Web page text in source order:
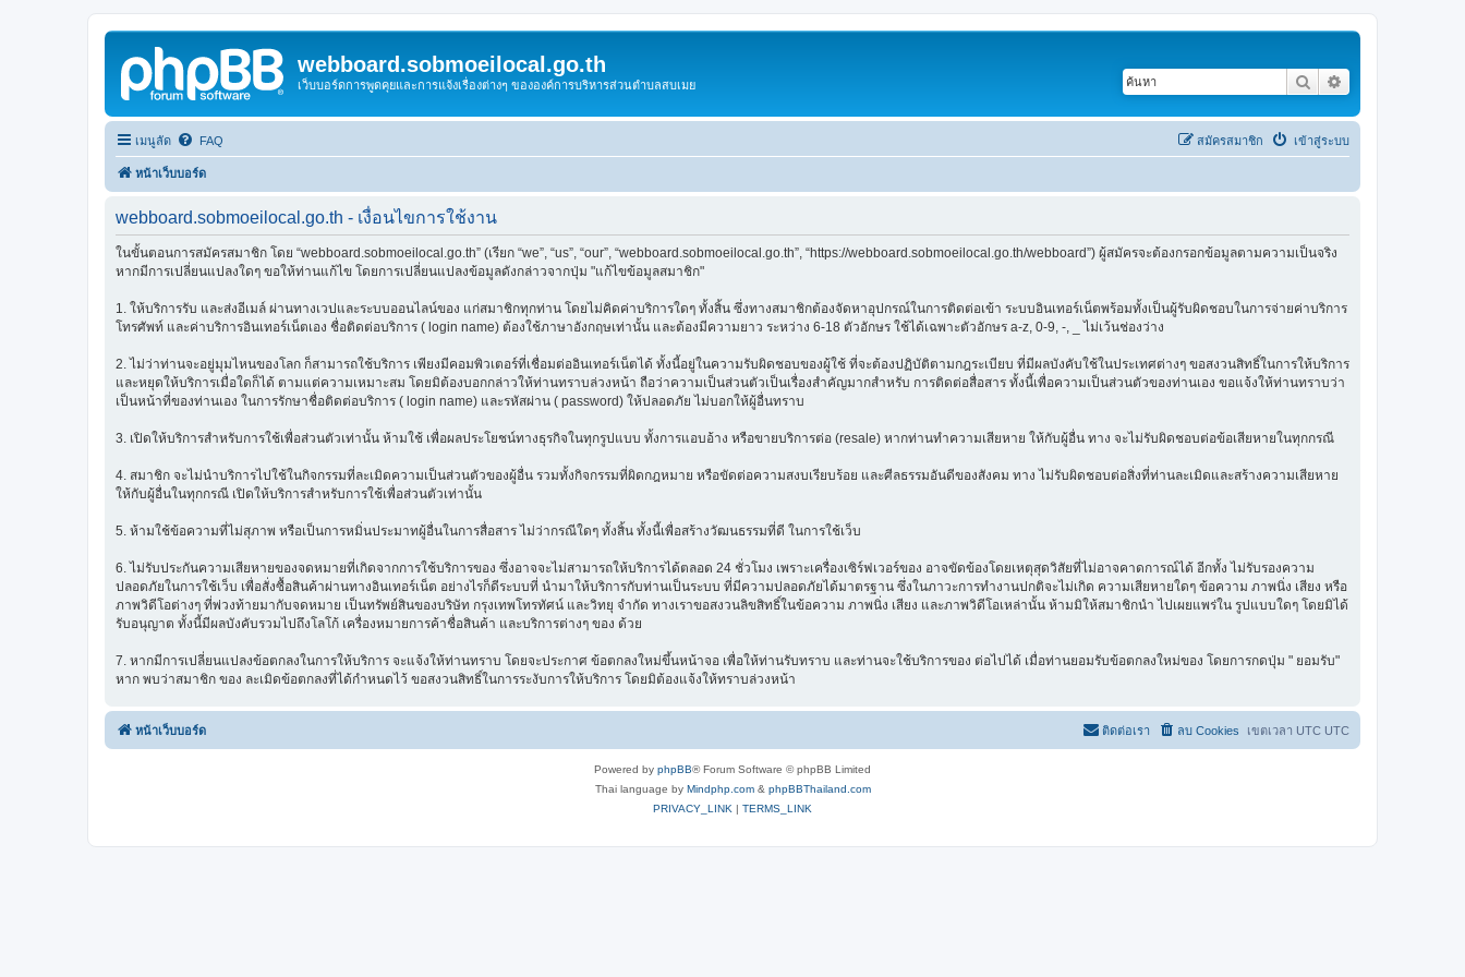
webboard.sobmoeilocal.go.th
เว็บบอร์ดการพูดคุยและการแจ้งเรื่องต่างๆ ขององค์การบริหารส่วนตำบลสบเมย ค้นหา
เมนูลัด FAQ เข้าสู่ระบบ
สมัครสมาชิก
หน้าเว็บบอร์ด
webboard.sobmoeilocal.go.th - เงื่อนไขการใช้งาน
ในขั้นตอนการสมัครสมาชิก โดย “webboard.sobmoeilocal.go.th” (เรียก “we”, “us”, “our”, “webboard.sobmoeilocal.go.th”, “https://webboard.sobmoeilocal.go.th/webboard”) ผู้สมัครจะต้องกรอกข้อมูลตามความเป็นจริง
หากมีการเปลี่ยนแปลงใดๆ ขอให้ท่านแก้ไข โดยการเปลี่ยนแปลงข้อมูลดังกล่าวจากปุ่ม "แก้ไขข้อมูลสมาชิก"
1. ให้บริการรับ และส่งอีเมล์ ผ่านทางเวปและระบบออนไลน์ของ แก่สมาชิกทุกท่าน โดยไม่คิดค่าบริการใดๆ ทั้งสิ้น ซึ่งทางสมาชิกต้องจัดหาอุปกรณ์ในการติดต่อเข้า ระบบอินเทอร์เน็ตพร้อมทั้งเป็นผู้รับผิดชอบในการจ่ายค่าบริการ
โทรศัพท์ และค่าบริการอินเทอร์เน็ตเอง ชื่อติดต่อบริการ ( login name) ต้องใช้ภาษาอังกฤษเท่านั้น และต้องมีความยาว ระหว่าง 6-18 ตัวอักษร ใช้ได้เฉพาะตัวอักษร a-z, 0-9, -, _ ไม่เว้นช่องว่าง
2. ไม่ว่าท่านจะอยู่มุมไหนของโลก ก็สามารถใช้บริการ เพียงมีคอมพิวเตอร์ที่เชื่อมต่ออินเทอร์เน็ตได้ ทั้งนี้อยู่ในความรับผิดชอบของผู้ใช้ ที่จะต้องปฏิบัติตามกฎระเบียบ ที่มีผลบังคับใช้ในประเทศต่างๆ ขอสงวนสิทธิ์ในการให้บริการ
และหยุดให้บริการเมื่อใดก็ได้ ตามแต่ความเหมาะสม โดยมิต้องบอกกล่าวให้ท่านทราบล่วงหน้า ถือว่าความเป็นส่วนตัวเป็นเรื่องสำคัญมากสำหรับ การติดต่อสื่อสาร ทั้งนี้เพื่อความเป็นส่วนตัวของท่านเอง ขอแจ้งให้ท่านทราบว่า
เป็นหน้าที่ของท่านเอง ในการรักษาชื่อติดต่อบริการ ( login name) และรหัสผ่าน ( password) ให้ปลอดภัย ไม่บอกให้ผู้อื่นทราบ
3. เปิดให้บริการสำหรับการใช้เพื่อส่วนตัวเท่านั้น ห้ามใช้ เพื่อผลประโยชน์ทางธุรกิจในทุกรูปแบบ ทั้งการแอบอ้าง หรือขายบริการต่อ (resale) หากท่านทำความเสียหาย ให้กับผู้อื่น ทาง จะไม่รับผิดชอบต่อข้อเสียหายในทุกกรณี
4. สมาชิก จะไม่นำบริการไปใช้ในกิจกรรมที่ละเมิดความเป็นส่วนตัวของผู้อื่น รวมทั้งกิจกรรมที่ผิดกฎหมาย หรือขัดต่อความสงบเรียบร้อย และศีลธรรมอันดีของสังคม ทาง ไม่รับผิดชอบต่อสิ่งที่ท่านละเมิดและสร้างความเสียหาย
ให้กับผู้อื่นในทุกกรณี เปิดให้บริการสำหรับการใช้เพื่อส่วนตัวเท่านั้น
5. ห้ามใช้ข้อความที่ไม่สุภาพ หรือเป็นการหมิ่นประมาทผู้อื่นในการสื่อสาร ไม่ว่ากรณีใดๆ ทั้งสิ้น ทั้งนี้เพื่อสร้างวัฒนธรรมที่ดี ในการใช้เว็บ
6. ไม่รับประกันความเสียหายของจดหมายที่เกิดจากการใช้บริการของ ซึ่งอาจจะไม่สามารถให้บริการได้ตลอด 24 ชั่วโมง เพราะเครื่องเซิร์ฟเวอร์ของ อาจขัดข้องโดยเหตุสุดวิสัยที่ไม่อาจคาดการณ์ได้ อีกทั้ง ไม่รับรองความ
ปลอดภัยในการใช้เว็บ เพื่อสั่งซื้อสินค้าผ่านทางอินเทอร์เน็ต อย่างไรก็ดีระบบที่ นำมาให้บริการกับท่านเป็นระบบ ที่มีความปลอดภัยได้มาตรฐาน ซึ่งในภาวะการทำงานปกติจะไม่เกิด ความเสียหายใดๆ ข้อความ ภาพนิ่ง เสียง หรือ
ภาพวิดีโอต่างๆ ที่พ่วงท้ายมากับจดหมาย เป็นทรัพย์สินของบริษัท กรุงเทพโทรทัศน์ และวิทยุ จำกัด ทางเราขอสงวนลิขสิทธิ์ในข้อความ ภาพนิ่ง เสียง และภาพวิดีโอเหล่านั้น ห้ามมิให้สมาชิกนำ ไปเผยแพร่ใน รูปแบบใดๆ โดยมิได้
รับอนุญาต ทั้งนี้มีผลบังคับรวมไปถึงโลโก้ เครื่องหมายการค้าชื่อสินค้า และบริการต่างๆ ของ ด้วย
7. หากมีการเปลี่ยนแปลงข้อตกลงในการให้บริการ จะแจ้งให้ท่านทราบ โดยจะประกาศ ข้อตกลงใหม่ขึ้นหน้าจอ เพื่อให้ท่านรับทราบ และท่านจะใช้บริการของ ต่อไปได้ เมื่อท่านยอมรับข้อตกลงใหม่ของ โดยการกดปุ่ม " ยอมรับ"
หาก พบว่าสมาชิก ของ ละเมิดข้อตกลงที่ได้กำหนดไว้ ขอสงวนสิทธิ์ในการระงับการให้บริการ โดยมิต้องแจ้งให้ทราบล่วงหน้า
หน้าเว็บบอร์ด เขตเวลา UTC UTC
ลบ Cookies
ติดต่อเรา
Powered by phpBB® Forum Software © phpBB Limited
Thai language by Mindphp.com& phpBBThailand.com
PRIVACY_LINK | TERMS_LINK